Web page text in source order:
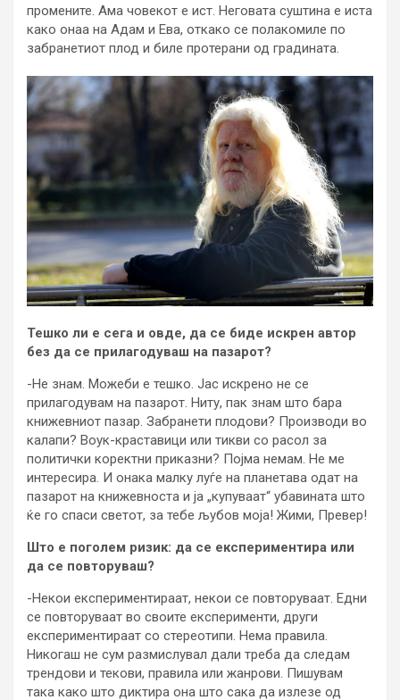
промените. Ама човекот е ист. Неговата суштина е иста
како онаа на Адам и Ева, откако се полакомиле по
забранетиот плод и биле протерани од градината.
Тешко ли е сега и овде, да се биде искрен автор
без да се прилагодуваш на пазарот?
-Не знам. Можеби е тешко. Јас искрено не се
прилагодувам на пазарот. Ниту, пак знам што бара
книжевниот пазар. Забранети плодови? Производи во
калапи? Воук-краставици или тикви со расол за
политички коректни приказни? Појма немам. Не ме
интересира. И онака малку луѓе на планетава одат на
пазарот на книжевноста и ја „купуваат“ убавината што
ќе го спаси светот, за тебе љубов моја! Жими, Превер!
Што е поголем ризик: да се експериментира или
да се повторуваш?
-Некои експериментираат, некои се повторуваат. Едни
се повторуваат во своите експерименти, други
експериментираат со стереотипи. Нема правила.
Никогаш не сум размислувал дали треба да следам
трендови и текови, правила или жанрови. Пишувам
така како што диктира она што сака да излезе од